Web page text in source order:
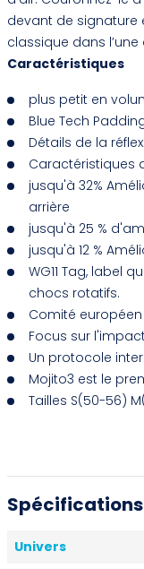
devant de signature
classique dans
Caractéristiques
plus petit en
Blue Tech
Détails de la
Caractéristiques
jusqu'à 32%
arrière
jusqu'à 25 %
jusqu'à 12 %
WG11 Tag, label
chocs rotatifs.
Comité
Focus sur
Un protocole
Mojito3 est le
Tailles S(50-56)
Univers